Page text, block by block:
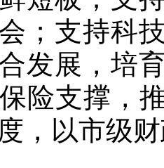
；支持科
发展，培
险支撑，
，以市级